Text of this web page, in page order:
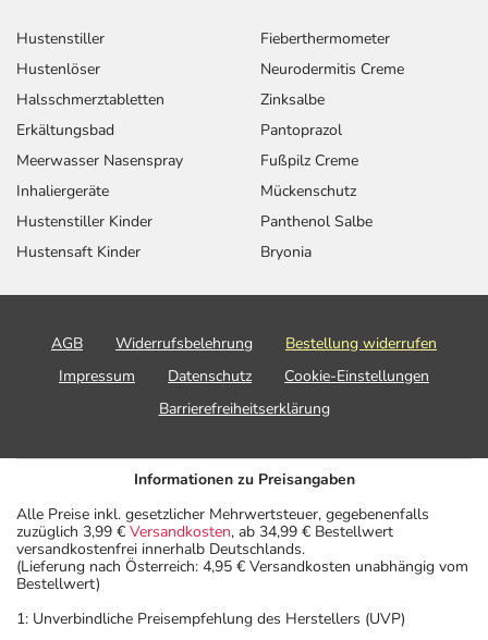
Hustenstiller
Hustenlöser
Halsschmerztabletten
Erkältungsbad
Meerwasser Nasenspray
Inhaliergeräte
Hustenstiller Kinder
Hustensaft Kinder
Fieberthermometer
Neurodermitis Creme
Zinksalbe
Pantoprazol
Fußpilz Creme
Mückenschutz
Panthenol Salbe
Bryonia
AGB Widerrufsbelehrung
Bestellung widerrufen
Impressum
Datenschutz
Cookie-Einstellungen
Barrierefreiheitserklärung
Informationen zu Preisangaben
Alle Preise inkl. gesetzlicher Mehrwertsteuer, gegebenenfalls
zuzüglich 3,99 € Versandkosten, ab 34,99 € Bestellwert
versandkostenfrei innerhalb Deutschlands.
(Lieferung nach Österreich: 4,95 € Versandkosten unabhängig vom
Bestellwert)
1: Unverbindliche Preisempfehlung des Herstellers (UVP)